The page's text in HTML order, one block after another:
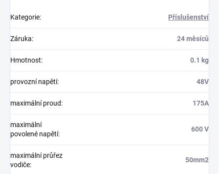
Kategorie: Příslušenství
Záruka: 24 měsíců
Hmotnost: 0.1 kg
provozní napětí: 48V
maximální proud: 175A
maximální
povolené napětí:
600 V
maximální průřez
vodiče:
50mm2